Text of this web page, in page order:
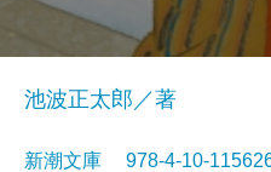
池波正太郎／著
新潮文庫 978-4-10-